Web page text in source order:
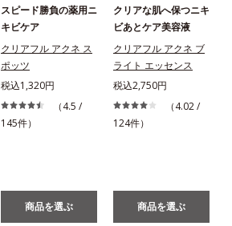
スピード勝負の薬用ニ
キビケア
クリアフル アクネ ス
ポッツ
税込1,320円
（4.5 /
145件）
商品を選ぶ
クリアな肌へ保つニキ
ビあとケア美容液
クリアフル アクネ ブ
ライト エッセンス
税込2,750円
（4.02 /
124件）
商品を選ぶ